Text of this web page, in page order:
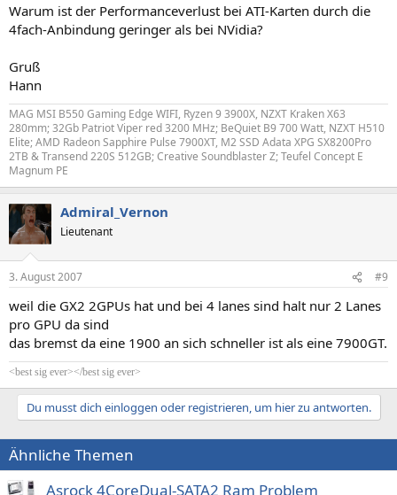
Warum ist der Performanceverlust bei ATI-Karten durch die
4fach-Anbindung geringer als bei NVidia?
Gruß
Hann
MAG MSI B550 Gaming Edge WIFI, Ryzen 9 3900X, NZXT Kraken X63
280mm; 32Gb Patriot Viper red 3200 MHz; BeQuiet B9 700 Watt, NZXT H510
Elite; AMD Radeon Sapphire Pulse 7900XT, M2 SSD Adata XPG SX8200Pro
2TB & Transend 220S 512GB; Creative Soundblaster Z; Teufel Concept E
Magnum PE
Admiral_Vernon
Lieutenant
3. August 2007 #9
weil die GX2 2GPUs hat und bei 4 lanes sind halt nur 2 Lanes
pro GPU da sind
das bremst da eine 1900 an sich schneller ist als eine 7900GT.
<best sig ever></best sig ever>
Du musst dich einloggen oder registrieren, um hier zu antworten.
Ähnliche Themen
Asrock 4CoreDual-SATA2 Ram Problem